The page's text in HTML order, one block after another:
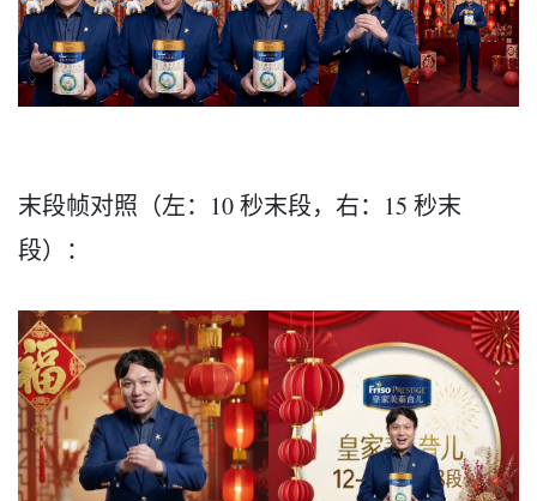
末段帧对照（左：10 秒末段，右：15 秒末
段）：